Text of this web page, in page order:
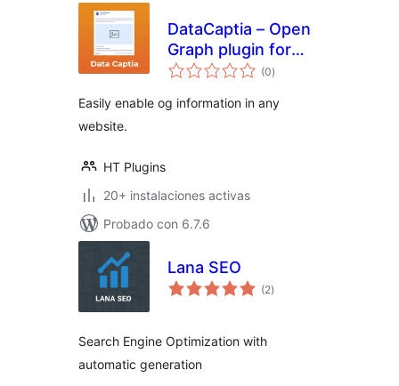
DataCaptia – Open
Graph plugin for
WordPress
(0total
de
)
Easily enable og information in any
website.
HT Plugins
20+ instalaciones activas
Probado con 6.7.6
Lana SEO
(2total
de
)
Search Engine Optimization with
automatic generation